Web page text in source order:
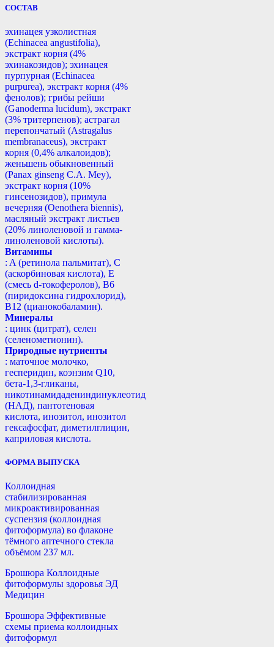
СОСТАВ
эхинацея узколистная
(Echinacea angustifolia),
экстракт корня (4%
эхинакозидов); эхинацея
пурпурная (Echinacea
purpurea), экстракт корня (4%
фенолов); грибы рейши
(Ganoderma lucidum), экстракт
(3% тритерпенов); астрагал
перепончатый (Astragalus
membranaceus), экстракт
корня (0,4% алкалоидов);
женьшень обыкновенный
(Panax ginseng С.А. Mey),
экстракт корня (10%
гинсенозидов), примула
вечерняя (Oenothera biennis),
масляный экстракт листьев
(20% линоленовой и гамма-
линоленовой кислоты).
Витамины
: A (ретинола пальмитат), С
(аскорбиновая кислота), E
(смесь d-токоферолов), B6
(пиридоксина гидрохлорид),
B12 (цианокобаламин).
Минералы
: цинк (цитрат), селен
(селенометионин).
Природные нутриенты
: маточное молочко,
гесперидин, коэнзим Q10,
бета-1,3-гликаны,
никотинамидадениндинуклеотид
(НАД), пантотеновая
кислота, инозитол, инозитол
гексафосфат, диметилглицин,
каприловая кислота.
ФОРМА ВЫПУСКА
Коллоидная
стабилизированная
микроактивированная
суспензия (коллоидная
фитоформула) во флаконе
тёмного аптечного стекла
объёмом 237 мл.
Брошюра Коллоидные
фитоформулы здоровья ЭД
Медицин
Брошюра Эффективные
схемы приема коллоидных
фитоформул